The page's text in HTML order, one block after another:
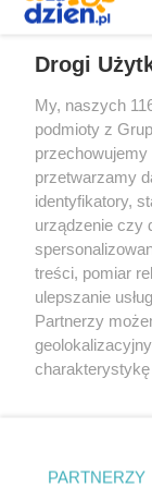
Redakcja
Drogi
My, naszych
podmioty z
przetwarzamy
identyfikatory,
urządzenie czy
treści, pomiar
ulepszanie
Partnerzy
charakterystykę
zmienić/
PARTNERZY